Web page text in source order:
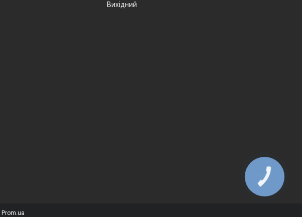
Вихідний
Prom.ua